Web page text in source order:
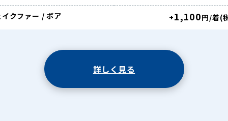
クファー / ボア
+1,100円/着(
詳しく見る